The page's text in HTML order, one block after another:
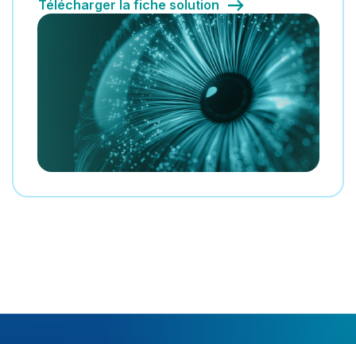
Télécharger la fiche solution